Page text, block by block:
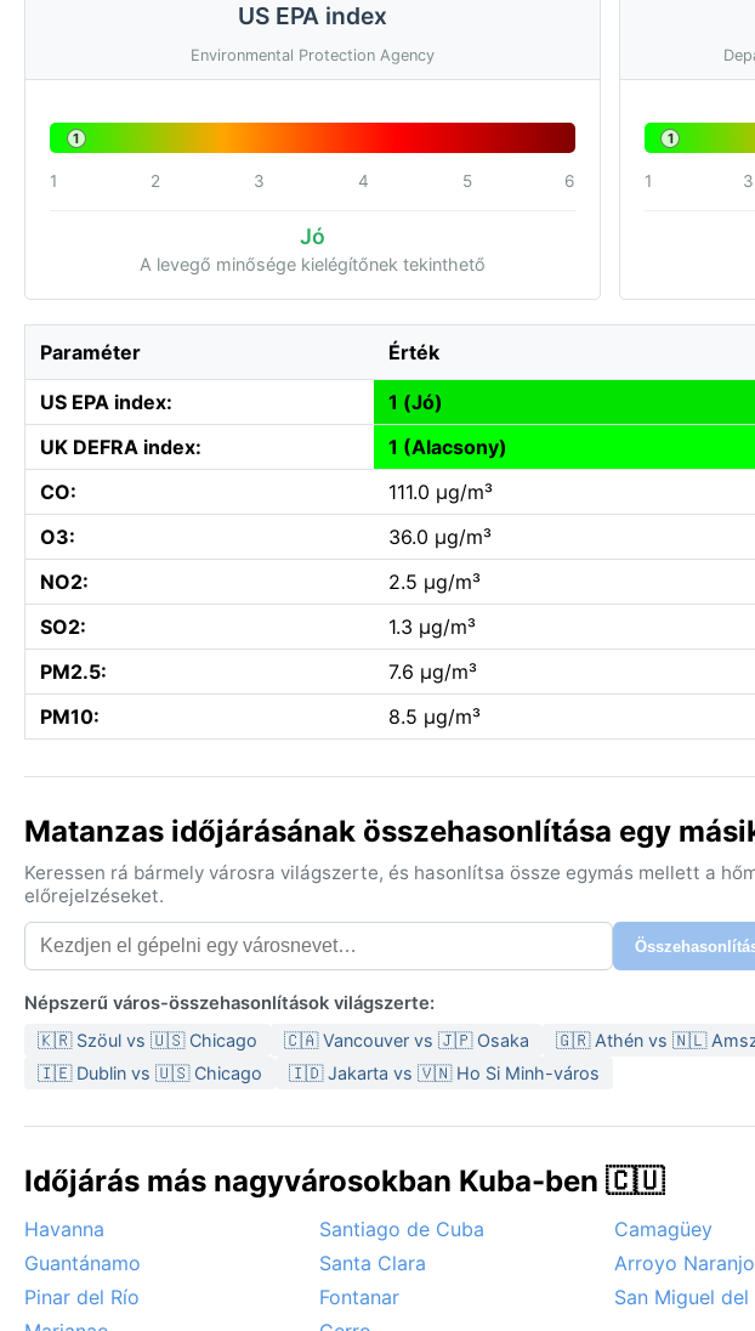
US EPA index
Environmental Protection Agency
1
1 2 3 4 5 6
Jó
A levegő minősége kielégítőnek tekinthető
1
1 3
Paraméter Érték
US EPA index:
1 (Jó)
UK DEFRA index:
1 (Alacsony)
CO:
111.0 µg/m³
O3:
36.0 µg/m³
NO2:
2.5 µg/m³
SO2:
1.3 µg/m³
PM2.5:
7.6 µg/m³
PM10:
8.5 µg/m³
Matanzas időjárásának összehasonlítása egy
Keressen rá bármely városra világszerte, és hasonlítsa össze egymás mellett a
előrejelzéseket.
Népszerű város-összehasonlítások világszerte:
🇰🇷 Szöul vs 🇺🇸 Chicago 🇨🇦 Vancouver vs 🇯🇵 Osaka 🇬🇷 Athén vs 🇳🇱
🇮🇪 Dublin vs 🇺🇸 Chicago
🇮🇩 Jakarta vs 🇻🇳 Ho Si Minh-város
Időjárás más nagyvárosokban Kuba-ben 🇨🇺
Havanna Santiago de Cuba Camagüey
Guantánamo
Santa Clara Arroyo Naranjo
Pinar del Río
Fontanar San Miguel del